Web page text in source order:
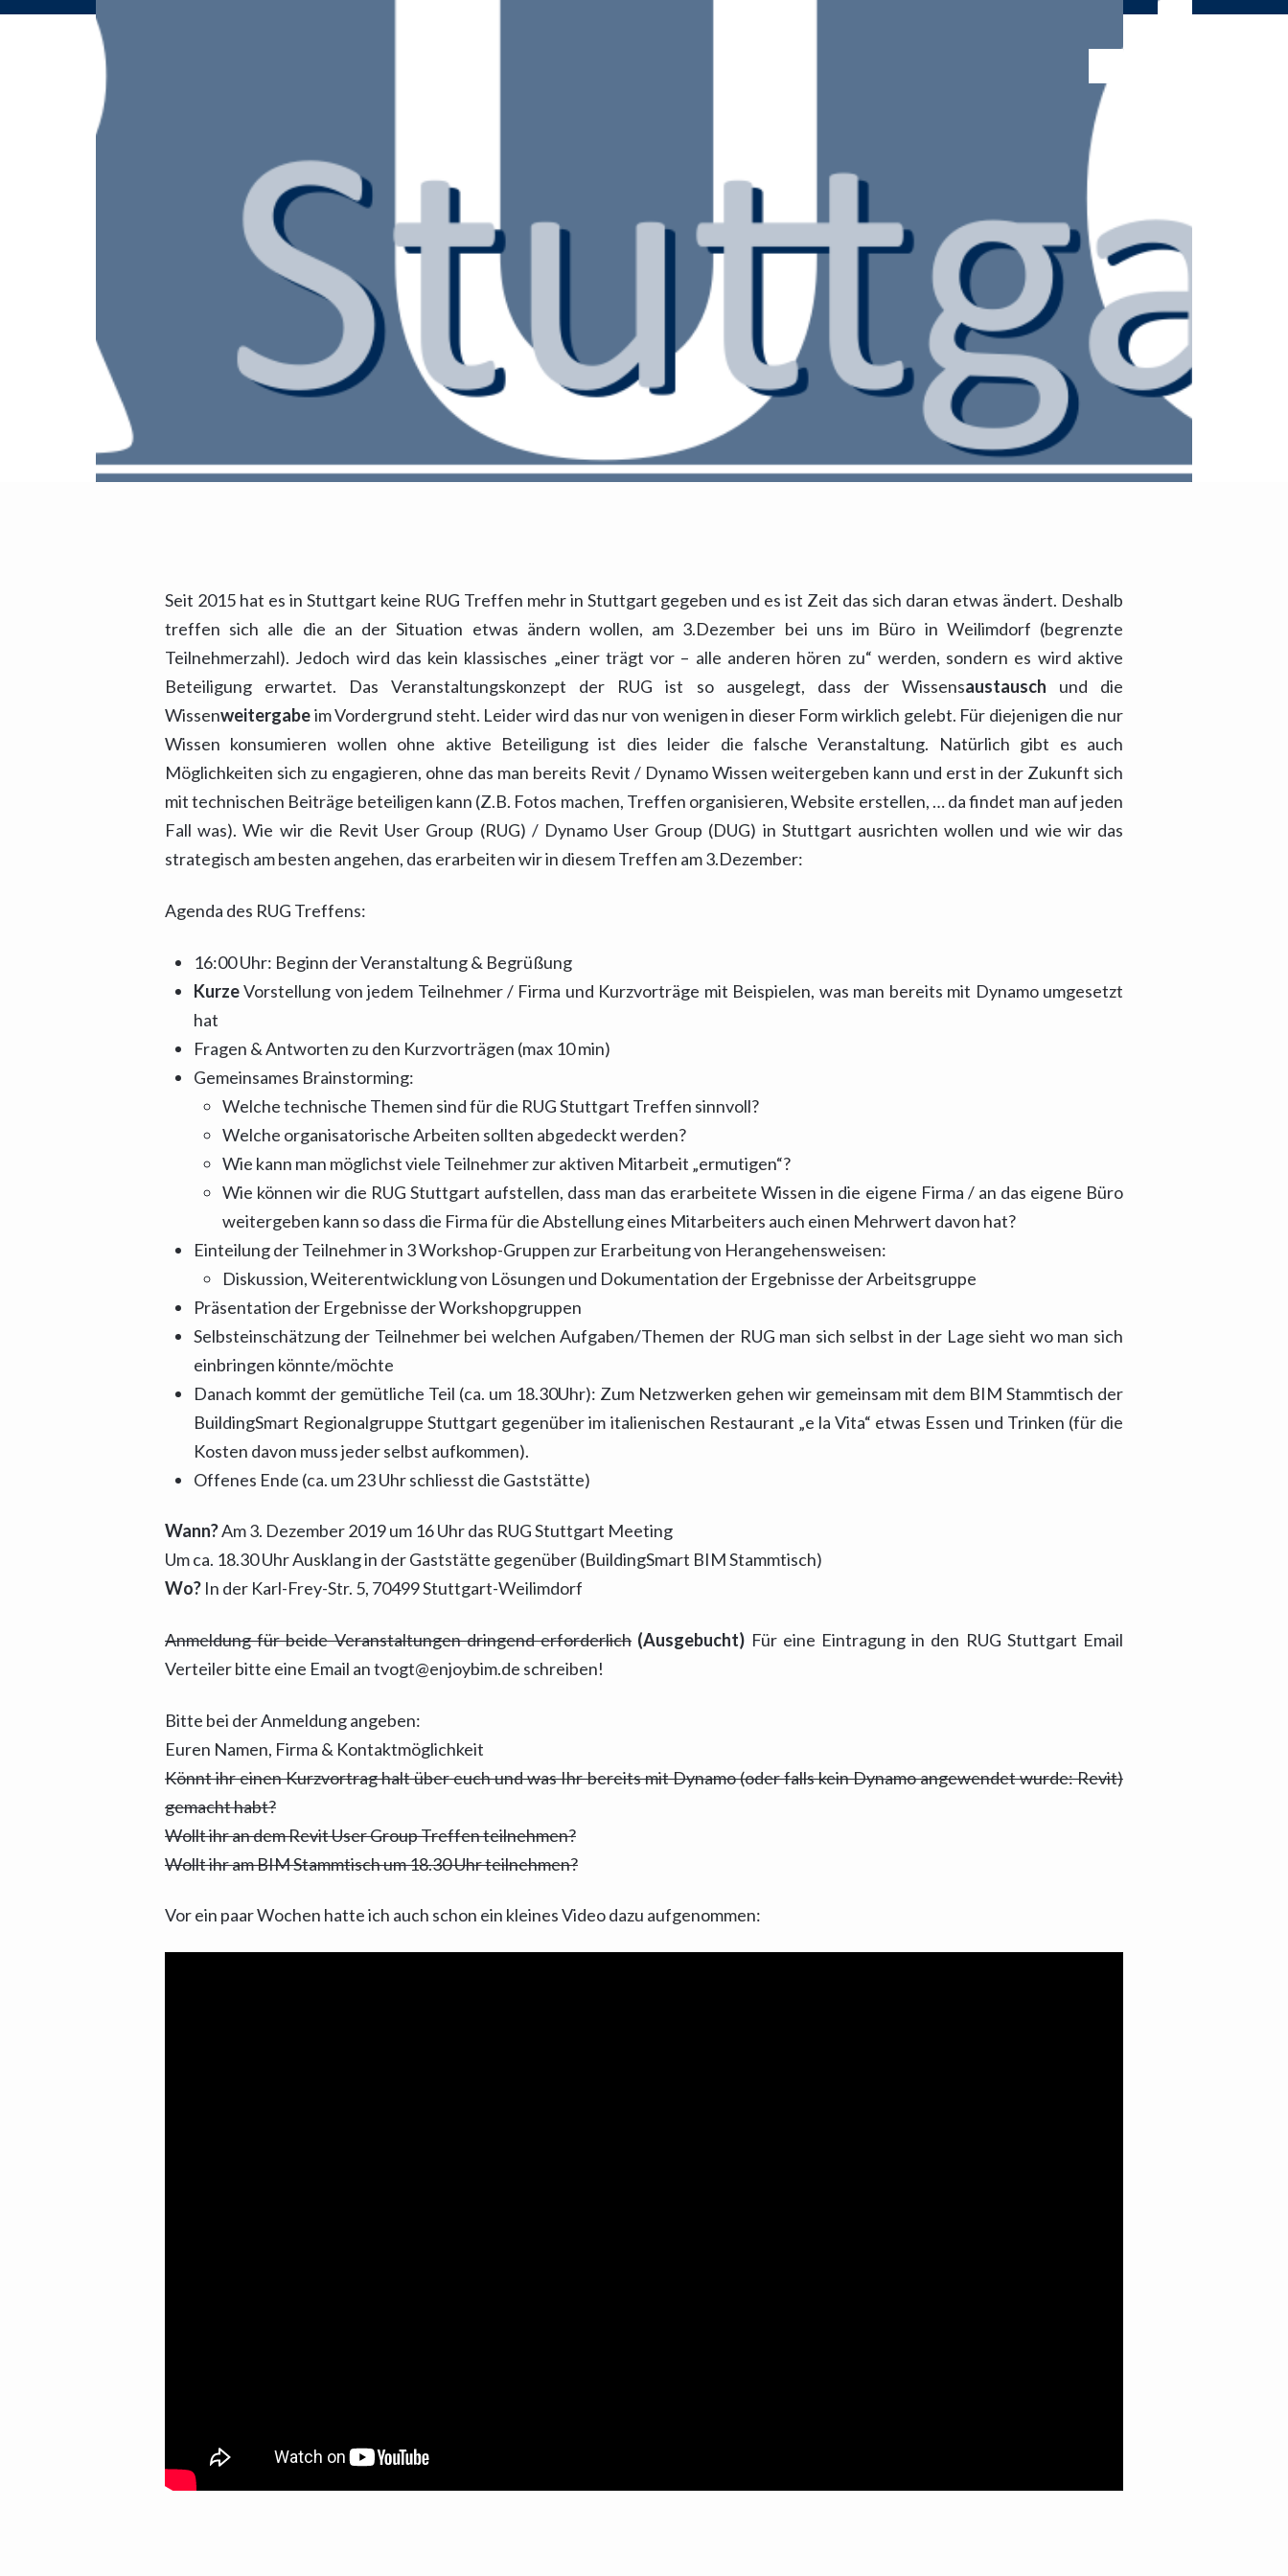
Seit 2015 hat es in Stuttgart keine RUG Treffen mehr in Stuttgart gegeben und es ist Zeit das sich daran etwas ändert. Deshalb
treffen sich alle die an der Situation etwas ändern wollen, am 3.Dezember bei uns im Büro in Weilimdorf (begrenzte
Teilnehmerzahl). Jedoch wird das kein klassisches „einer trägt vor – alle anderen hören zu“ werden, sondern es wird aktive
Beteiligung erwartet. Das Veranstaltungskonzept der RUG ist so ausgelegt, dass der Wissensaustausch und die
Wissenweitergabeim Vordergrund steht. Leider wird das nur von wenigen in dieser Form wirklich gelebt. Für diejenigen die nur
Wissen konsumieren wollen ohne aktive Beteiligung ist dies leider die falsche Veranstaltung. Natürlich gibt es auch
Möglichkeiten sich zu engagieren, ohne das man bereits Revit / Dynamo Wissen weitergeben kann und erst in der Zukunft sich
mit technischen Beiträge beteiligen kann (Z.B. Fotos machen, Treffen organisieren, Website erstellen, … da findet man auf jeden
Fall was). Wie wir die Revit User Group (RUG) / Dynamo User Group (DUG) in Stuttgart ausrichten wollen und wie wir das
strategisch am besten angehen, das erarbeiten wir in diesem Treffen am 3.Dezember:
Agenda des RUG Treffens:
16:00 Uhr: Beginn der Veranstaltung & Begrüßung
KurzeVorstellung von jedem Teilnehmer / Firma und Kurzvorträge mit Beispielen, was man bereits mit Dynamo umgesetzt
hat
Fragen & Antworten zu den Kurzvorträgen (max 10 min)
Gemeinsames Brainstorming:
Welche technische Themen sind für die RUG Stuttgart Treffen sinnvoll?
Welche organisatorische Arbeiten sollten abgedeckt werden?
Wie kann man möglichst viele Teilnehmer zur aktiven Mitarbeit „ermutigen“?
Wie können wir die RUG Stuttgart aufstellen, dass man das erarbeitete Wissen in die eigene Firma / an das eigene Büro
weitergeben kann so dass die Firma für die Abstellung eines Mitarbeiters auch einen Mehrwert davon hat?
Einteilung der Teilnehmer in 3 Workshop-Gruppen zur Erarbeitung von Herangehensweisen:
Diskussion, Weiterentwicklung von Lösungen und Dokumentation der Ergebnisse der Arbeitsgruppe
Präsentation der Ergebnisse der Workshopgruppen
Selbsteinschätzung der Teilnehmer bei welchen Aufgaben/Themen der RUG man sich selbst in der Lage sieht wo man sich
einbringen könnte/möchte
Danach kommt der gemütliche Teil (ca. um 18.30Uhr): Zum Netzwerken gehen wir gemeinsam mit dem BIM Stammtisch der
BuildingSmart Regionalgruppe Stuttgart gegenüber im italienischen Restaurant „e la Vita“ etwas Essen und Trinken (für die
Kosten davon muss jeder selbst aufkommen).
Offenes Ende (ca. um 23 Uhr schliesst die Gaststätte)
Wann?Am 3. Dezember 2019 um 16 Uhr das RUG Stuttgart Meeting
Um ca. 18.30 Uhr Ausklang in der Gaststätte gegenüber (BuildingSmart BIM Stammtisch)
Wo? In der Karl-Frey-Str. 5, 70499 Stuttgart-Weilimdorf
Anmeldung für beide Veranstaltungen dringend erforderlich (Ausgebucht) Für eine Eintragung in den RUG Stuttgart Email
Verteiler bitte eine Email an tvogt@enjoybim.de schreiben!
Bitte bei der Anmeldung angeben:
Euren Namen, Firma & Kontaktmöglichkeit
Könnt ihr einen Kurzvortrag halt über euch und was Ihr bereits mit Dynamo (oder falls kein Dynamo angewendet wurde: Revit)
gemacht habt?
Wollt ihr an dem Revit User Group Treffen teilnehmen?
Wollt ihr am BIM Stammtisch um 18.30 Uhr teilnehmen?
Vor ein paar Wochen hatte ich auch schon ein kleines Video dazu aufgenommen: